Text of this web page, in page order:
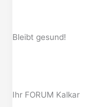
Bleibt gesund!
Ihr FORUM Kalkar